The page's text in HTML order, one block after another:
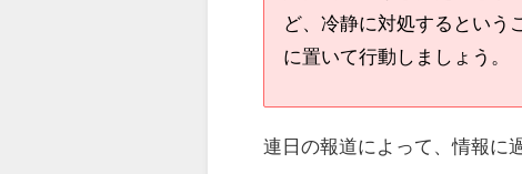
ど、冷静に対処するという
に置いて行動しましょう。
連日の報道によって、情報に